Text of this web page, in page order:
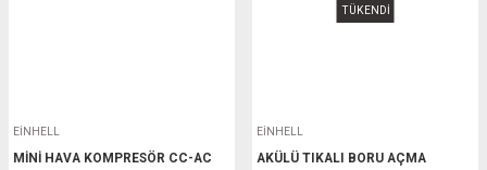
EİNHELL
MİNİ HAVA KOMPRESÖR CC-AC
TÜKENDİ
EİNHELL
AKÜLÜ TIKALI BORU AÇMA